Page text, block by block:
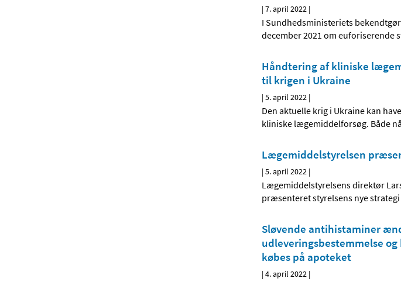
|7. april 2022 |
I Sundhedsministeriets
december 2021 om euforiserende
Håndtering af kliniske
til krigen i Ukraine
|5. april 2022 |
Den aktuelle krig i Ukraine kan
kliniske lægemiddelforsøg. Både
Lægemiddelstyrelsen
|5. april 2022 |
Lægemiddelstyrelsens direktør
præsenteret styrelsens nye strategi
Sløvende antihistaminer
udleveringsbestemmelse
købes på apoteket
|4. april 2022 |